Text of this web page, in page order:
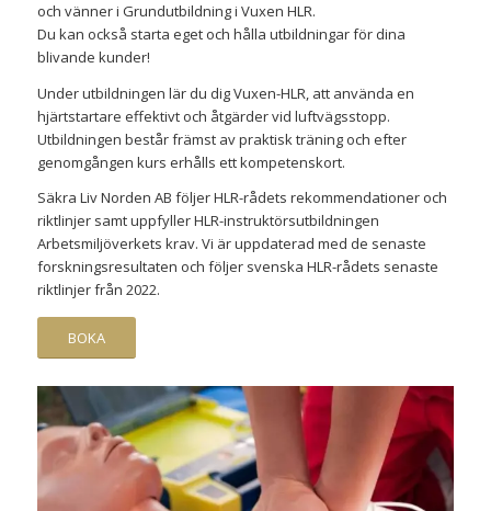
och vänner i Grundutbildning i Vuxen HLR.
Du kan också starta eget och hålla utbildningar för dina
blivande kunder!
Under utbildningen lär du dig Vuxen-HLR, att använda en
hjärtstartare effektivt och åtgärder vid luftvägsstopp.
Utbildningen består främst av praktisk träning och efter
genomgången kurs erhålls ett kompetenskort.
Säkra Liv Norden AB följer HLR-rådets rekommendationer och
riktlinjer samt uppfyller HLR-instruktörsutbildningen
Arbetsmiljöverkets krav. Vi är uppdaterad med de senaste
forskningsresultaten och följer svenska HLR-rådets senaste
riktlinjer från 2022.
BOKA